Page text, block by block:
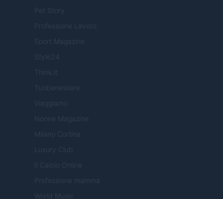
Pet Story
Professione Lavoro
Sport Magazine
Style24
Think.it
Tuobenessere
Viaggiamo
Nonne Magazine
Milano Cortina
Luxury Club
Il Calcio Online
Professione mamma
World Music